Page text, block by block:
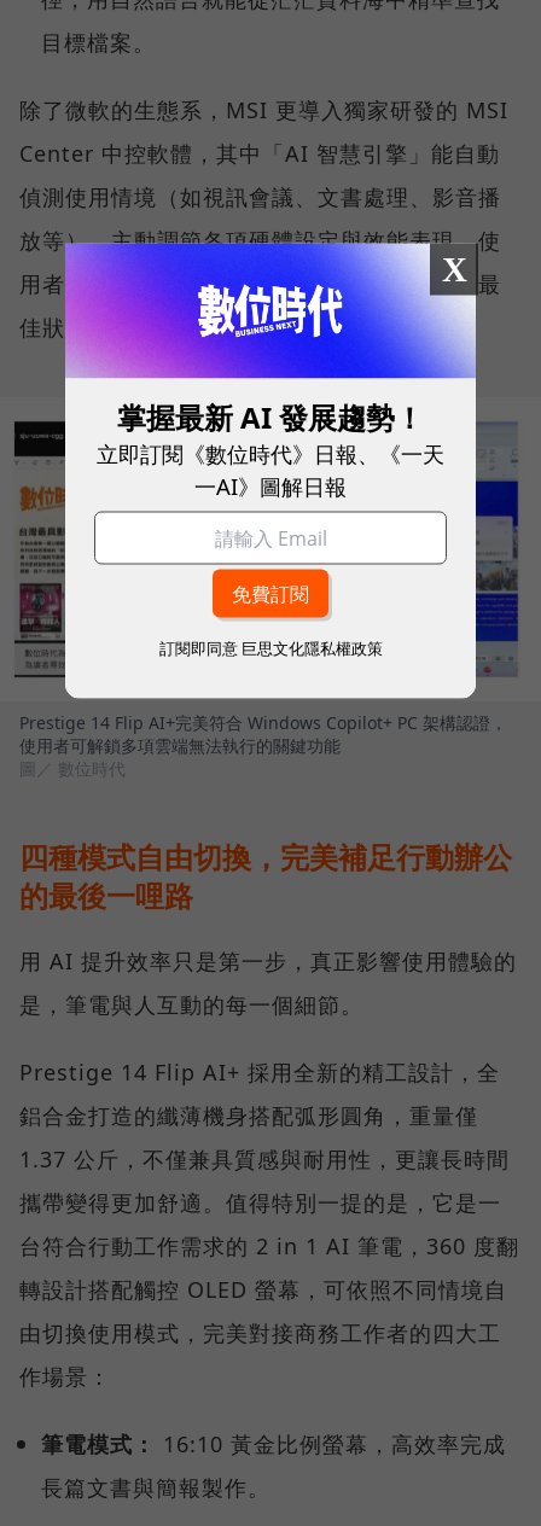
目標檔案。
除了微軟的生態系，MSI 更導入獨家研發的 MSI
Center 中控軟體，其中「AI 智慧引擎」能自動
偵測使用情境（如視訊會議、文書處理、影音播
放等），主動調節各項硬體設定與效能表現，使
用者無需動手調整參數，系統便能持續維持在最
佳狀態。
Prestige 14 Flip AI+完美符合 Windows Copilot+ PC 架構認證，
使用者可解鎖多項雲端無法執行的關鍵功能
圖／ 數位時代
四種模式自由切換，完美補足行動辦公
的最後一哩路
用 AI 提升效率只是第一步，真正影響使用體驗的
是，筆電與人互動的每一個細節。
Prestige 14 Flip AI+ 採用全新的精工設計，全
鋁合金打造的纖薄機身搭配弧形圓角，重量僅
1.37 公斤，不僅兼具質感與耐用性，更讓長時間
攜帶變得更加舒適。值得特別一提的是，它是一
台符合行動工作需求的 2 in 1 AI 筆電，360 度翻
轉設計搭配觸控 OLED 螢幕，可依照不同情境自
由切換使用模式，完美對接商務工作者的四大工
作場景：
筆電模式：
16:10 黃金比例螢幕，高效率完成
長篇文書與簡報製作。
X
掌握最新 AI 發展趨勢！
立即訂閱《數位時代》日報、《一天
一AI》圖解日報
訂閱即同意 巨思文化隱私權政策